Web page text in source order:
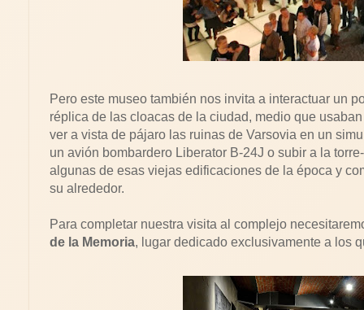
Pero este museo también nos invita a interactuar un
réplica de las cloacas de la ciudad, medio que
ver a vista de pájaro las ruinas de Varsovia en un
un avión bombardero Liberator B-24J o subir a la
algunas de esas viejas edificaciones de la época y
su alrededor.
Para completar nuestra visita al complejo
de la Memoria, lugar dedicado exclusivamente a los